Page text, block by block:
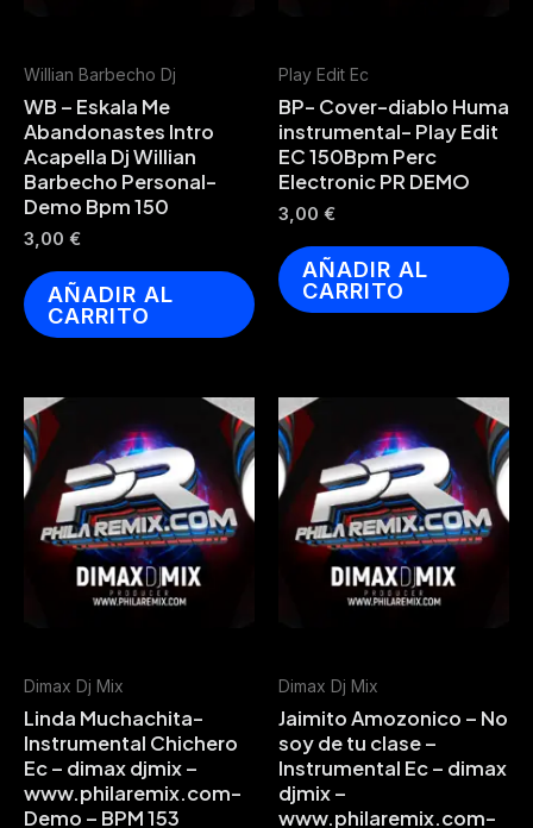
Willian Barbecho Dj
WB – Eskala Me
Abandonastes Intro
Acapella Dj Willian
Barbecho Personal-
Demo Bpm 150
3,00 €
AÑADIR AL
CARRITO
Play Edit Ec
BP- Cover-diablo Huma
instrumental- Play Edit
EC 150Bpm Perc
Electronic PR DEMO
3,00 €
AÑADIR AL
CARRITO
Dimax Dj Mix
Linda Muchachita-
Instrumental Chichero
Ec – dimax djmix –
www.philaremix.com-
Demo – BPM 153
Dimax Dj Mix
Jaimito Amozonico – No
soy de tu clase –
Instrumental Ec – dimax
djmix –
www.philaremix.com-